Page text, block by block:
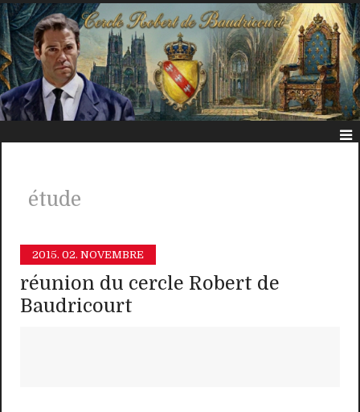
étude
2015. 02. NOVEMBRE
réunion du cercle Robert de
Baudricourt